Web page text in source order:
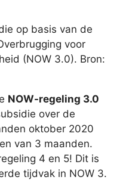
op basis van de
voor
(NOW 3.0). Bron:
NOW-regeling 3.0
over de
oktober 2020
van 3 maanden.
4 en 5! Dit is
tijdvak in NOW 3.